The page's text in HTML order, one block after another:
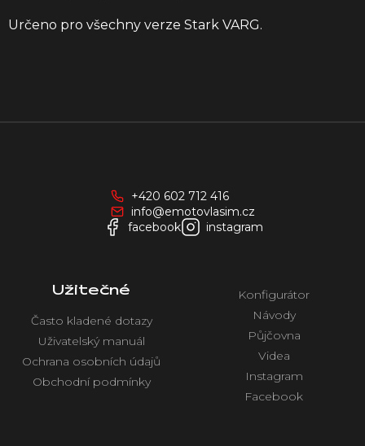
Určeno pro všechny verze Stark VARG.
+420 602 712 416
info@emotovlasim.cz
facebook
instagram
Užitečné
Často kladené dotazy
Uživatelský manuál
Ochrana osobních údajů
Obchodní podmínky
Konfigurátor
Návody
Půjčovna
Videa
Instagram
Facebook